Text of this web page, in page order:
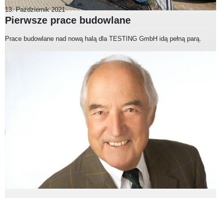
13. Październik 2021
Pierwsze prace budowlane
Prace budowlane nad nową halą dla TESTING GmbH idą pełną parą.